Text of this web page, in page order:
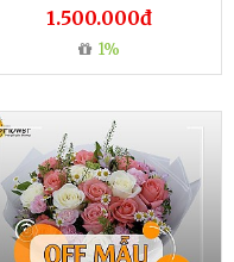
1.500.000đ
1%